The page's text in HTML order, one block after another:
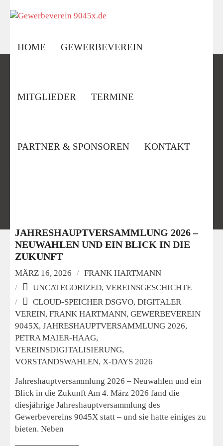
to
HOME GEWERBEVEREIN
MITGLIEDER TERMINE
PARTNER & SPONSOREN KONTAKT
JAHRESHAUPTVERSAMMLUNG 2026 –
NEUWAHLEN UND EIN BLICK IN DIE
ZUKUNFT
MÄRZ 16, 2026
FRANK HARTMANN
UNCATEGORIZED, VEREINSGESCHICHTE
CLOUD-SPEICHER DSGVO, DIGITALER
VEREIN, FRANK HARTMANN, GEWERBEVEREIN
9045X, JAHRESHAUPTVERSAMMLUNG 2026,
PETRA MAIER-HAAG,
VEREINSDIGITALISIERUNG,
VORSTANDSWAHLEN, X-DAYS 2026
Jahreshauptversammlung 2026 – Neuwahlen und ein
Blick in die Zukunft Am 4. März 2026 fand die
diesjährige Jahreshauptversammlung des
Gewerbevereins 9045X statt – und sie hatte einiges zu
bieten. Neben